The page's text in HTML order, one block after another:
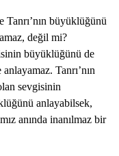
Tanrı’nın büyüklüğünü
değil mi?
büyüklüğünü de
Tanrı’nın
sevgisinin
anlayabilsek,
anında inanılmaz bir